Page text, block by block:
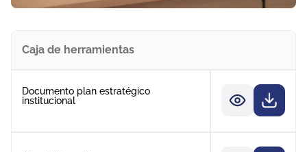
Caja de herramientas
Documento plan estratégico
institucional